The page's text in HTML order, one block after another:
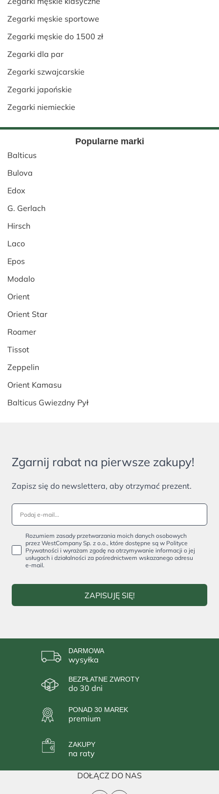
Zegarki męskie sportowe
Zegarki męskie do 1500 zł
Zegarki dla par
Zegarki szwajcarskie
Zegarki japońskie
Zegarki niemieckie
Popularne marki
Balticus
Bulova
Edox
G. Gerlach
Hirsch
Laco
Epos
Modalo
Orient
Orient Star
Roamer
Tissot
Zeppelin
Orient Kamasu
Balticus Gwiezdny Pył
Zgarnij rabat na pierwsze zakupy!
Zapisz się do newslettera, aby otrzymać prezent.
Rozumiem zasady przetwarzania moich danych osobowych
przez WestCompany Sp. z o.o., które dostępne są w Polityce
Prywatności i wyrażam zgodę na otrzymywanie informacji o jej
usługach i działalności za pośrednictwem wskazanego adresu
e-mail.
ZAPISUJĘ SIĘ!
DARMOWA
wysyłka
BEZPŁATNE ZWROTY
do 30 dni
PONAD 30 MAREK
premium
ZAKUPY
na raty
DOŁĄCZ DO NAS